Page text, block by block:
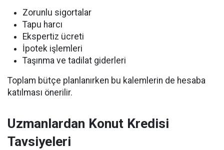
Zorunlu sigortalar
Tapu harcı
Ekspertiz ücreti
İpotek işlemleri
Taşınma ve tadilat giderleri
Toplam bütçe planlanırken bu kalemlerin de hesaba
katılması önerilir.
Uzmanlardan Konut Kredisi
Tavsiyeleri